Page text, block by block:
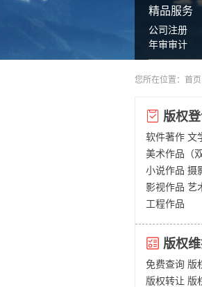
精品服务
公司注册
年审审计
您所在位置： 首页
版权
软件著作 文
美术作品（
小说作品 摄
影视作品 艺
工程作品
版权
免费查询 版
版权转让 版